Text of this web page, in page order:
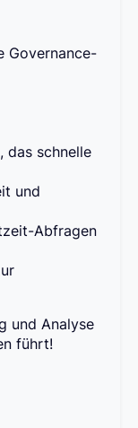
Governance-
das schnelle
und
Abfragen
und Analyse
führt!